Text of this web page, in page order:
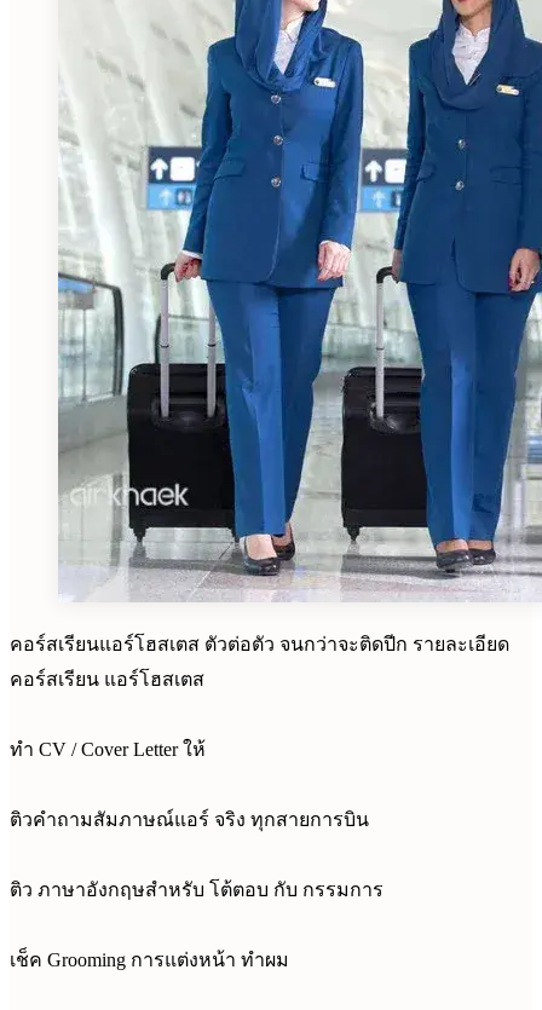
คอร์สเรียนแอร์โฮสเตส ตัวต่อตัว จนกว่าจะติดปีก รายละเอียด
คอร์สเรียน แอร์โฮสเตส
ทำ CV / Cover Letter ให้
ติวคำถามสัมภาษณ์แอร์ จริง ทุกสายการบิน
ติว ภาษาอังกฤษ​สำหรับ โต้ตอบ กับ กรรมการ
เช็ค Grooming การแต่งหน้า ทำผม